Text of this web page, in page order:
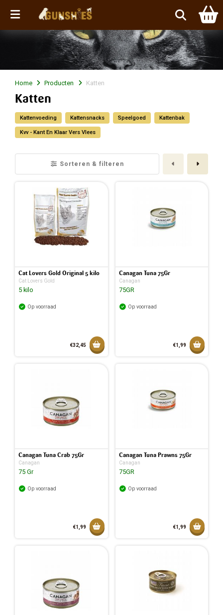
Menu
Home Producten Katten
Katten
Kattenvoeding Kattensnacks Speelgoed Kattenbak
Kvv - Kant En Klaar Vers Vlees
Sorteren & filteren Vorige
Cat Lovers Gold Original 5 kilo
Cat Lovers Gold
5 kilo
Op voorraad
€32,45 Toevoegen aan mandje
Canagan Tuna 75Gr
Canagan
75GR
Op voorraad
€1,99
Canagan Tuna Crab 75Gr
Canagan
75 Gr
Op voorraad
€1,99 Toevoegen aan mandje
Canagan Tuna Prawns 75Gr
Canagan
75GR
Op voorraad
€1,99